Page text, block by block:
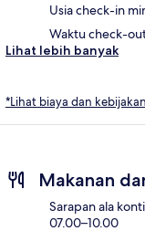
Usia check-in
Waktu check-
Lihat lebih banyak
*Lihat biaya dan
Makanan
Sarapan ala
07.00–10.00